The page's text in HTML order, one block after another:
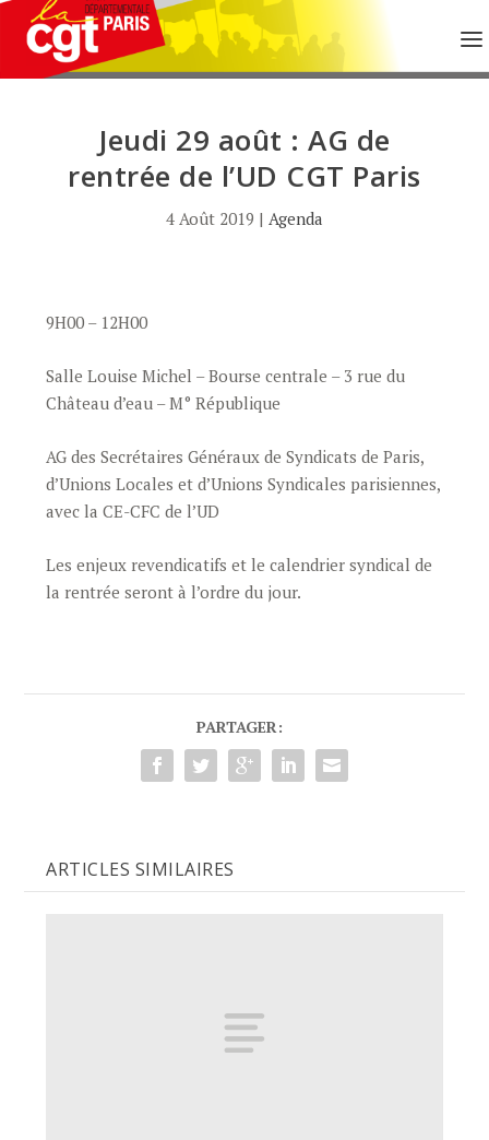
Jeudi 29 août : AG de
rentrée de l’UD CGT Paris
4 Août 2019 | Agenda
9H00 – 12H00
Salle Louise Michel – Bourse centrale – 3 rue du
Château d’eau – M° République
AG des Secrétaires Généraux de Syndicats de Paris,
d’Unions Locales et d’Unions Syndicales parisiennes,
avec la CE-CFC de l’UD
Les enjeux revendicatifs et le calendrier syndical de
la rentrée seront à l’ordre du jour.
PARTAGER:
ARTICLES SIMILAIRES